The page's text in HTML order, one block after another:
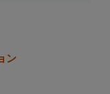
ン